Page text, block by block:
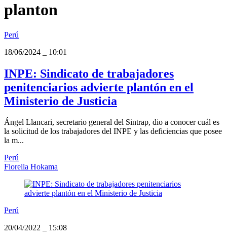
planton
Perú
18/06/2024
10:01
INPE: Sindicato de trabajadores
penitenciarios advierte plantón en el
Ministerio de Justicia
Ángel Llancari, secretario general del Sintrap, dio a conocer cuál es
la solicitud de los trabajadores del INPE y las deficiencias que posee
la m...
Perú
Fiorella Hokama
Perú
20/04/2022
15:08